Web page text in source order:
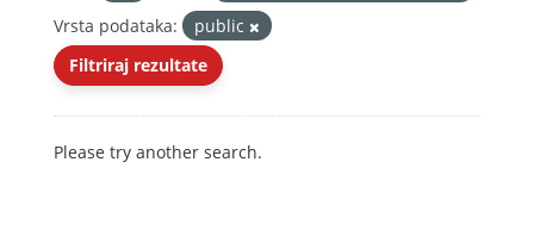
Vrsta podataka:
public
Filtriraj rezultate
Please try another search.